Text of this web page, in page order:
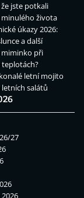
jste potkali
života
úkazy 2026:
a další
miminko při
letní mojito
salátů
27